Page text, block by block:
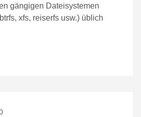
gängigen Dateisystemen
xfs, reiserfs usw.) üblich